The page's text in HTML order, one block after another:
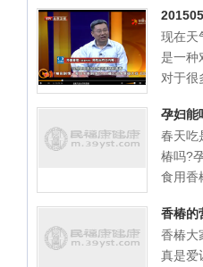
现在天
是一种
对于很
孕妇能
春天吃
椿吗?
食用香
香椿的
香椿大
真是爱